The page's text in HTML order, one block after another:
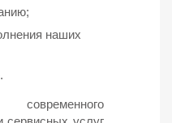
наших
современного